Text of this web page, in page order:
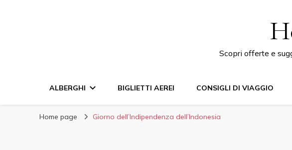
Scopri offerte e
ALBERGHI BIGLIETTI AEREI CONSIGLI DI VIAGGIO
Home page Giorno dell’Indipendenza dell’Indonesia